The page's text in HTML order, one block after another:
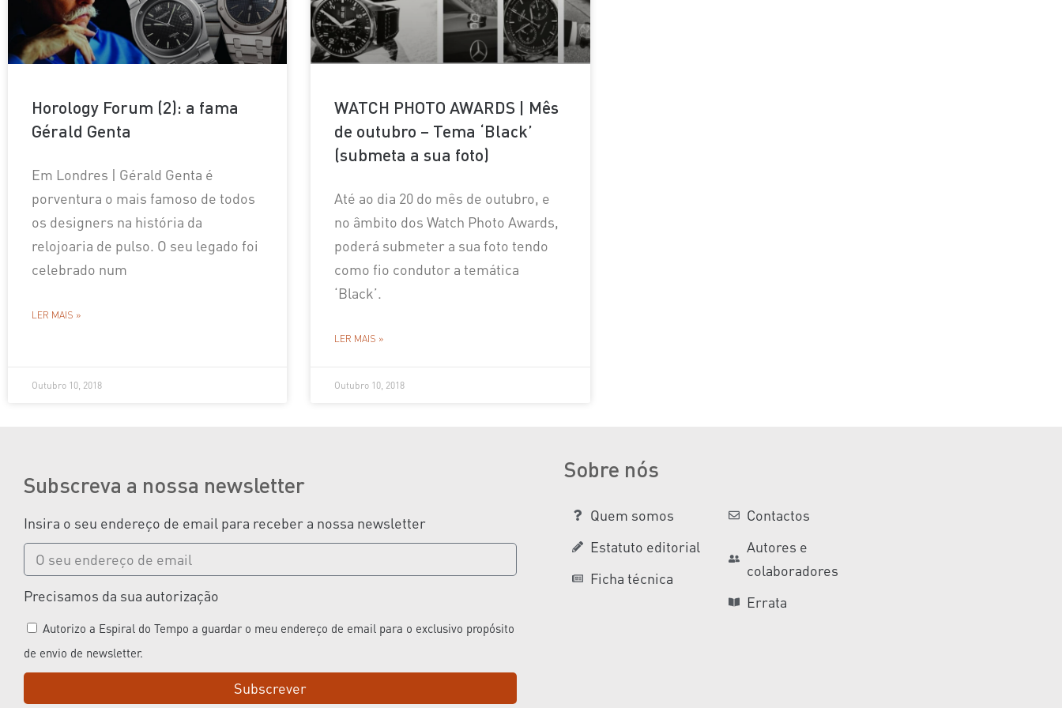
Horology Forum (2): a fama
Gérald Genta
Em Londres | Gérald Genta é
porventura o mais famoso de todos
os designers na história da
relojoaria de pulso. O seu legado foi
celebrado num
LER MAIS »
Outubro 10, 2018
WATCH PHOTO AWARDS | Mês
de outubro – Tema ‘Black’
(submeta a sua foto)
Até ao dia 20 do mês de outubro, e
no âmbito dos Watch Photo Awards,
poderá submeter a sua foto tendo
como fio condutor a temática
‘Black’.
LER MAIS »
Outubro 10, 2018
Subscreva a nossa newsletter
Insira o seu endereço de email para receber a nossa newsletter
Precisamos da sua autorização
Autorizo a Espiral do Tempo a guardar o meu endereço de email para o exclusivo propósito
de envio de newsletter.
Subscrever
Sobre nós
Quem somos
Estatuto editorial
Ficha técnica
Contactos
Autores e
colaboradores
Errata